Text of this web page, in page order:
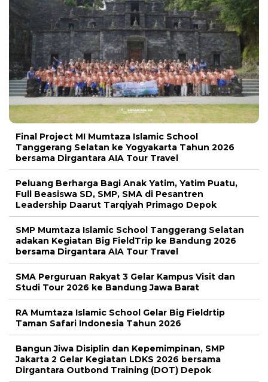
Final Project MI Mumtaza Islamic School
Tanggerang Selatan ke Yogyakarta Tahun 2026
bersama Dirgantara AIA Tour Travel
Peluang Berharga Bagi Anak Yatim, Yatim Puatu,
Full Beasiswa SD, SMP, SMA di Pesantren
Leadership Daarut Tarqiyah Primago Depok
SMP Mumtaza Islamic School Tanggerang Selatan
adakan Kegiatan Big FieldTrip ke Bandung 2026
bersama Dirgantara AIA Tour Travel
SMA Perguruan Rakyat 3 Gelar Kampus Visit dan
Studi Tour 2026 ke Bandung Jawa Barat
RA Mumtaza Islamic School Gelar Big Fieldrtip
Taman Safari Indonesia Tahun 2026
Bangun Jiwa Disiplin dan Kepemimpinan, SMP
Jakarta 2 Gelar Kegiatan LDKS 2026 bersama
Dirgantara Outbond Training (DOT) Depok